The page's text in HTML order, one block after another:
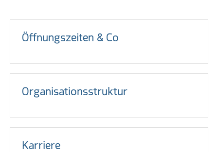
Öffnungszeiten & Co
Organisationsstruktur
Karriere